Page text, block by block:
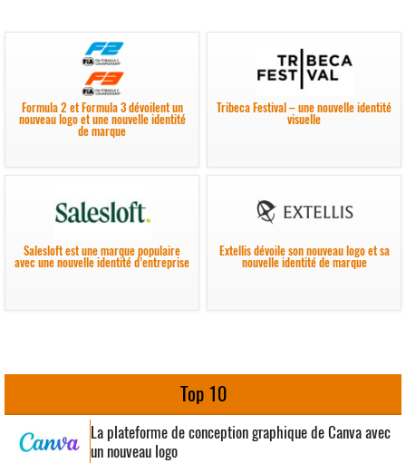
Formula 2 et Formula 3 dévoilent un
nouveau logo et une nouvelle identité
de marque
Tribeca Festival – une nouvelle identité
visuelle
Salesloft est une marque populaire
avec une nouvelle identité d’entreprise
Extellis dévoile son nouveau logo et sa
nouvelle identité de marque
Top 10
La plateforme de conception graphique de Canva avec
un nouveau logo